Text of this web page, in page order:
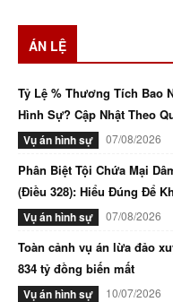
ÁN LỆ
Tỷ Lệ % Thương Tích Bao
Hình Sự? Cập Nhật Theo
Vụ án hình sự 07/08/2026
Phân Biệt Tội Chứa Mại
(Điều 328): Hiểu Đúng Để
Vụ án hình sự 07/08/2026
Toàn cảnh vụ án lừa đảo
834 tỷ đồng biến mất
Vụ án hình sự 10/07/2026